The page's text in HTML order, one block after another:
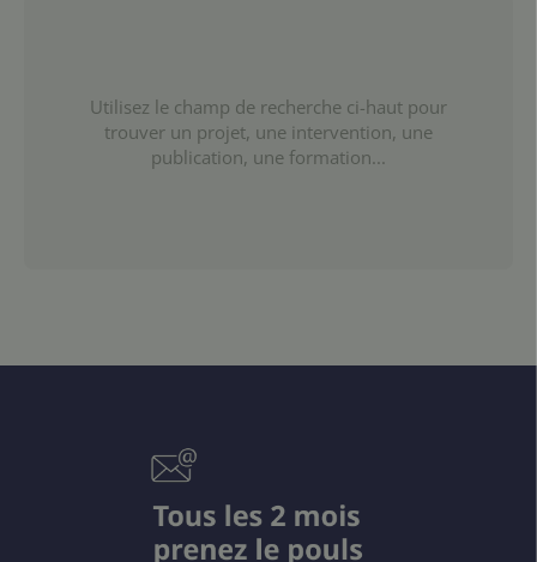
Utilisez le champ de recherche ci-haut pour
trouver un projet, une intervention, une
publication, une formation...